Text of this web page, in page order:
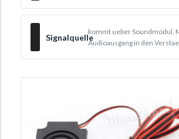
Signalquelle
kommt ueber Soundmodul,
Audioausgang in den